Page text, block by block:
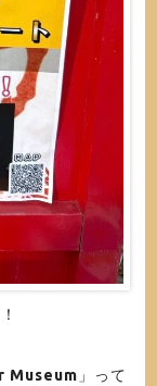
Museum 」って